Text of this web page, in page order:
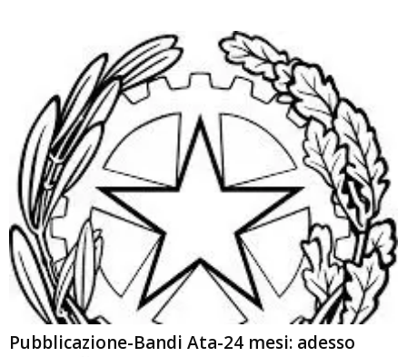
Pubblicazione-Bandi Ata-24 mesi: adesso